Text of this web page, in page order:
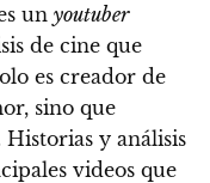
un youtuber
de cine que
es creador de
sino que
y análisis
videos que